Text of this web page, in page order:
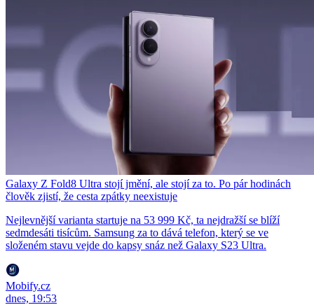
Galaxy Z Fold8 Ultra stojí jmění, ale stojí za to. Po pár hodinách
člověk zjistí, že cesta zpátky neexistuje
Nejlevnější varianta startuje na 53 999 Kč, ta nejdražší se blíží
sedmdesáti tisícům. Samsung za to dává telefon, který se ve
složeném stavu vejde do kapsy snáz než Galaxy S23 Ultra.
Mobify.cz
dnes, 19:53